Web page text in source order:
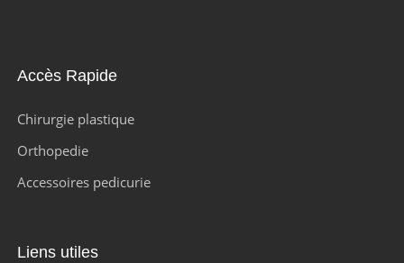
Accès Rapide
Chirurgie plastique
Orthopedie
Accessoires pedicurie
Liens utiles